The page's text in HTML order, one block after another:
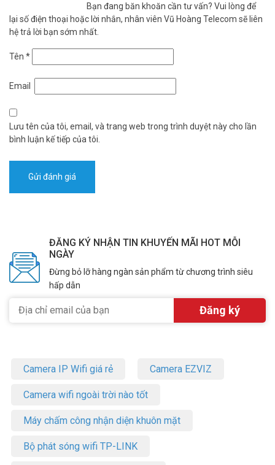
Bạn đang băn khoăn cần tư vấn? Vui lòng để
lại số điện thoại hoặc lời nhắn, nhân viên Vũ Hoàng Telecom sẽ liên
hệ trả lời bạn sớm nhất.
Tên *
Email
Lưu tên của tôi, email, và trang web trong trình duyệt này cho lần
bình luận kế tiếp của tôi.
ĐĂNG KÝ NHẬN TIN KHUYẾN MÃI HOT MỖI
NGÀY
Đừng bỏ lỡ hàng ngàn sản phẩm từ chương trình siêu
hấp dẫn
Camera IP Wifi giá rẻ Camera EZVIZ
Camera wifi ngoài trời nào tốt
Máy chấm công nhận diện khuôn mặt
Bộ phát sóng wifi TP-LINK